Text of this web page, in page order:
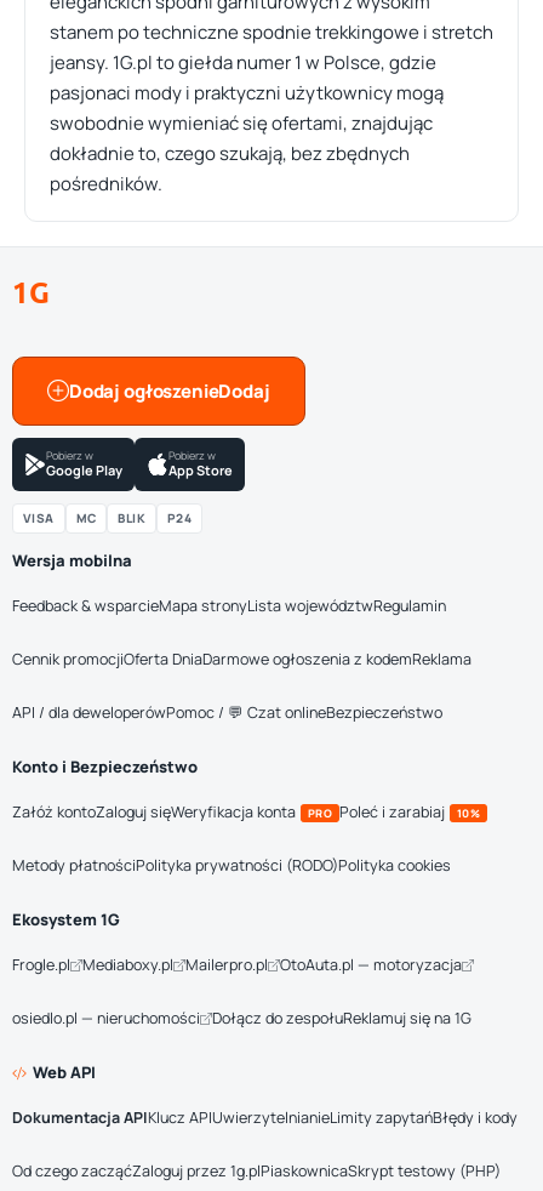
stanem po techniczne spodnie trekkingowe i stretch
jeansy. 1G.pl to giełda numer 1 w Polsce, gdzie
pasjonaci mody i praktyczni użytkownicy mogą
swobodnie wymieniać się ofertami, znajdując
dokładnie to, czego szukają, bez zbędnych
pośredników.
1G
Dodaj ogłoszenie
Pobierz w
Google Play
Pobierz w
App Store
VISA MC BLIK P24
Wersja mobilna
Feedback & wsparcieMapa stronyLista województwRegulamin
Cennik promocjiOferta DniaDarmowe ogłoszenia z kodemReklama
API / dla deweloperówPomoc / 💬 Czat onlineBezpieczeństwo
Konto i Bezpieczeństwo
Załóż kontoZaloguj sięWeryfikacja konta PRO Poleć i zarabiaj 10%
Metody płatnościPolityka prywatności (RODO)Polityka cookies
Ekosystem 1G
Frogle.pl Mediaboxy.pl Mailerpro.pl OtoAuta.pl — motoryzacja
osiedlo.pl — nieruchomości Dołącz do zespołuReklamuj się na 1G
Web API
Dokumentacja APIKlucz APIUwierzytelnianieLimity zapytańBłędy i kody
Od czego zacząćZaloguj przez 1g.plPiaskownicaSkrypt testowy (PHP)